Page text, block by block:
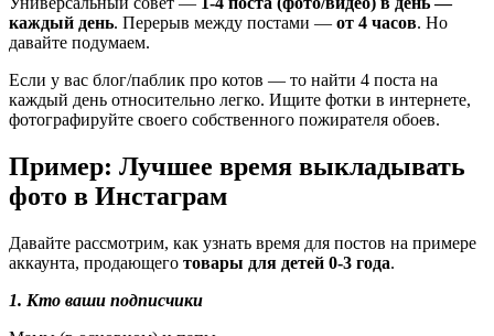
каждый день. Перерыв между постами — от 4 часов. Но
давайте подумаем.
Если у вас блог/паблик про котов — то найти 4 поста на
каждый день относительно легко. Ищите фотки в интернете,
фотографируйте своего собственного пожирателя обоев.
Пример: Лучшее время выкладывать
фото в Инстаграм
Давайте рассмотрим, как узнать время для постов на примере
аккаунта, продающего товары для детей 0-3 года.
1. Кто ваши подписчики